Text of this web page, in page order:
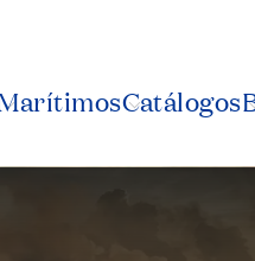
Catálogos